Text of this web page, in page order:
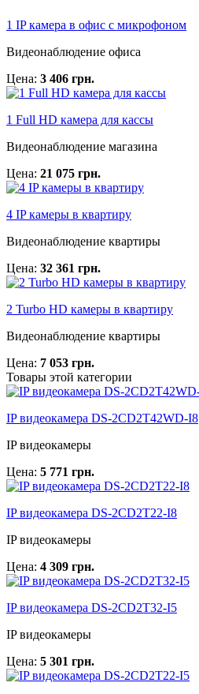
1 IP камера в офис с микрофоном
Видеонаблюдение офиса
Цена: 3 406 грн.
1 Full HD камера для кассы
Видеонаблюдение магазина
Цена: 21 075 грн.
4 IP камеры в квартиру
Видеонаблюдение квартиры
Цена: 32 361 грн.
2 Turbo HD камеры в квартиру
Видеонаблюдение квартиры
Цена: 7 053 грн.
Товары этой категории
IP видеокамера DS-2CD2T42WD-I8
IP видеокамеры
Цена: 5 771 грн.
IP видеокамера DS-2CD2T22-I8
IP видеокамеры
Цена: 4 309 грн.
IP видеокамера DS-2CD2T32-I5
IP видеокамеры
Цена: 5 301 грн.